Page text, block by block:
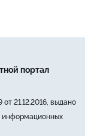
портал
21.12.2016, выдано
информационных